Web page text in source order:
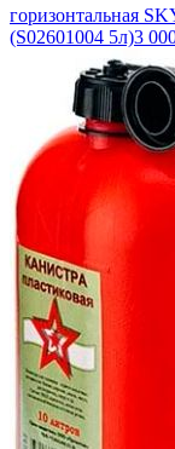
горизонтальная
(S02601004 5л)3